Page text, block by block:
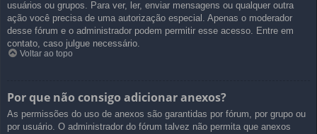
usuários ou grupos. Para ver, ler, enviar mensagens ou qualquer outra
ação você precisa de uma autorização especial. Apenas o moderador
desse fórum e o administrador podem permitir esse acesso. Entre em
contato, caso julgue necessário.
Voltar ao topo
Por que não consigo adicionar anexos?
As permissões do uso de anexos são garantidas por fórum, por grupo ou
por usuário. O administrador do fórum talvez não permita que anexos